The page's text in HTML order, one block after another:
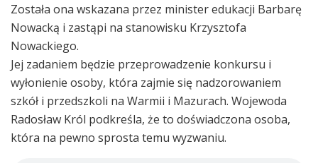
Została ona wskazana przez minister edukacji Barbarę
Nowacką i zastąpi na stanowisku Krzysztofa
Nowackiego.
Jej zadaniem będzie przeprowadzenie konkursu i
wyłonienie osoby, która zajmie się nadzorowaniem
szkół i przedszkoli na Warmii i Mazurach. Wojewoda
Radosław Król podkreśla, że to doświadczona osoba,
która na pewno sprosta temu wyzwaniu.